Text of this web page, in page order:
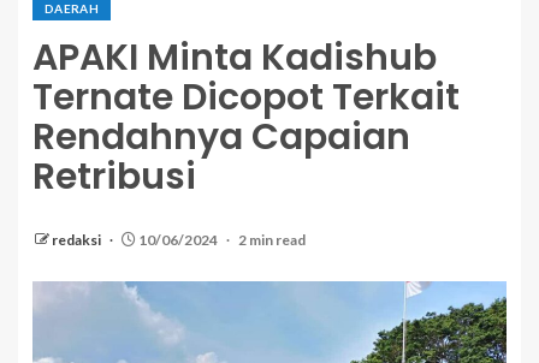
DAERAH
APAKI Minta Kadishub
Ternate Dicopot Terkait
Rendahnya Capaian
Retribusi
redaksi 10/06/2024 2 min read